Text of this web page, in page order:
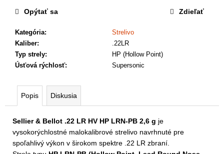
Kategória:
Strelivo
Kaliber:
.22LR
Typ strely:
HP (Hollow Point)
Úsťová rýchlosť: Supersonic
Opýtať sa Zdieľať
Popis Diskusia
Sellier & Bellot .22 LR HV HP LRN-PB 2,6 g je
vysokorýchlostné malokalibrové strelivo navrhnuté pre
spoľahlivý výkon v širokom spektre .22 LR zbraní.
e